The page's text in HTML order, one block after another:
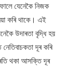
যেনেকৈ নিজক
কৰি থাকে। এই
উদাৰতা বৃদ্ধি হয়
দূৰ কৰি
থকা আসক্তি দূৰ